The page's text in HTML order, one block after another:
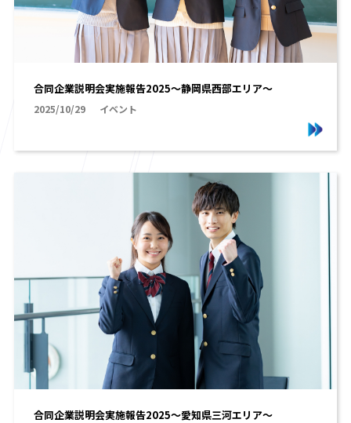
合同企業説明会実施報告2025～静岡県西部エリア～
2025/10/29 イベント
合同企業説明会実施報告2025～愛知県三河エリア～